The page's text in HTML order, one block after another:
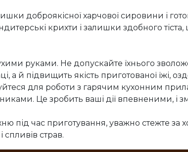
доброякісної харчової сировини і
крихти і залишки здобного
руками. Не допускайте їхнього
а й підвищить якість приготованої їжі,
для роботи з гарячим кухонним
Це зробить ваші дії впевненими, і
під час приготування, уважно стежте
страв.